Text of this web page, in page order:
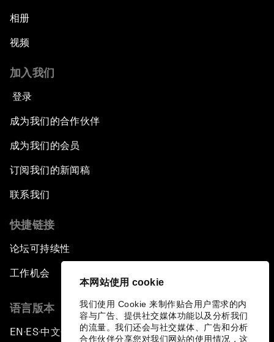
本网站使用 cookie
我们使用 Cookie 来制作贴合用户需求的内
容与广告、提供社交媒体功能以及分析我们
的流量。我们还会与社交媒体、广告和分析
合作伙伴分享您对我们网站的使用情况，这
相册
视频
加入我们
登录
成为我们的合作伙伴
成为我们的会员
订阅我们的新闻稿
联系我们
快捷链接
论坛可持续性
工作机会
语言版本
EN ▪ES▪中文▪ 日本語